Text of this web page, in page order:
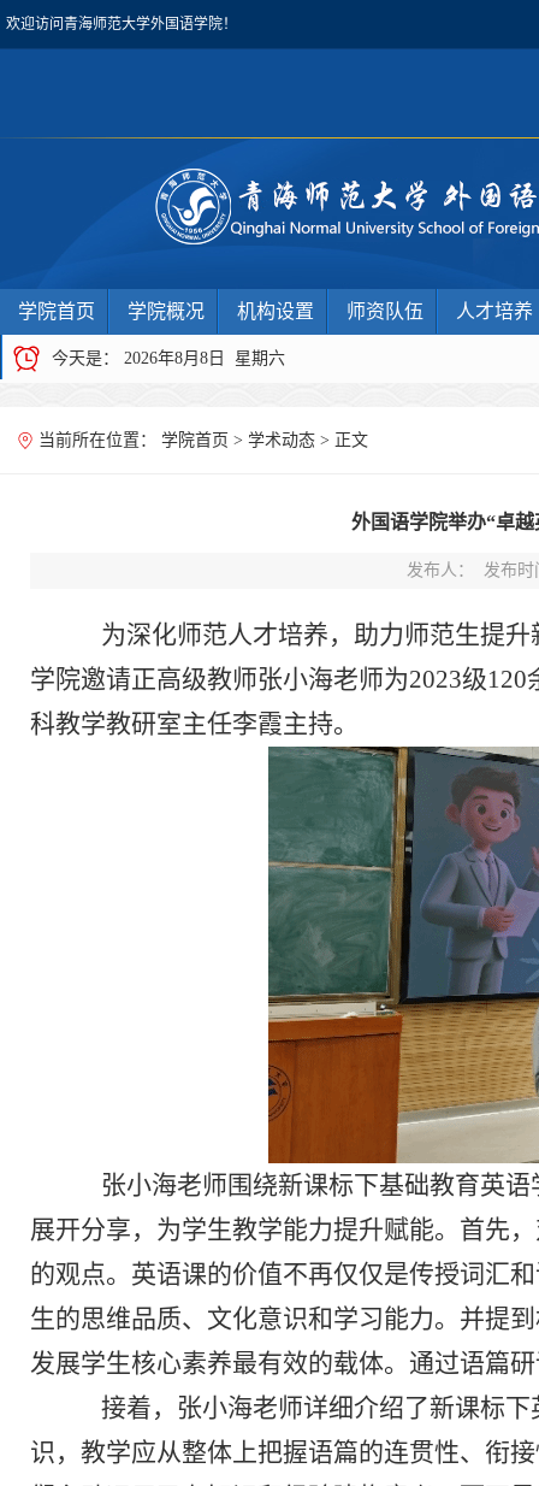
欢迎访问青海师范大学外国语学院！
学院首页 学院概况 机构设置 师资队伍 人才培养
今天是： 2026年8月8日 星期六
当前所在位置： 学院首页 > 学术动态 > 正文
外国语学院举办“卓
发布人： 发布时
为深化师范人才培养，助力师范生提
学院邀请正高级教师张小海老师为2023级120
科教学教研室主任李霞主持。
张小海老师围绕新课标下基础教育英
展开分享，为学生教学能力提升赋能。首先
的观点。英语课的价值不再仅仅是传授词汇
生的思维品质、文化意识和学习能力。并提
发展学生核心素养最有效的载体。通过语篇
接着，张小海老师详细介绍了新课标
识，教学应从整体上把握语篇的连贯性、衔